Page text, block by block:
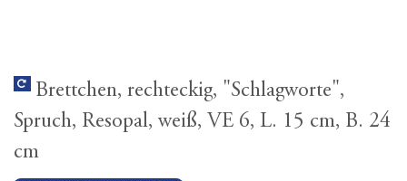
Brettchen, rechteckig, "Schlagworte",
Spruch, Resopal, weiß, VE 6, L. 15 cm, B. 24
cm